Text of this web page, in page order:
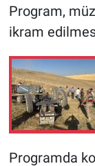
Program,
ikram
Programda